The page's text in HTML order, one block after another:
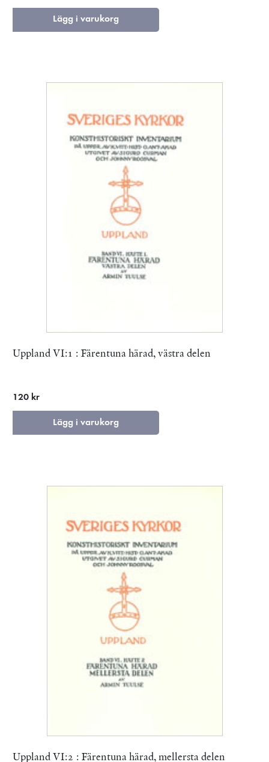
Lägg i varukorg
Uppland VI:1 : Färentuna härad, västra delen
120 kr
Lägg i varukorg
Uppland VI:2 : Färentuna härad, mellersta delen